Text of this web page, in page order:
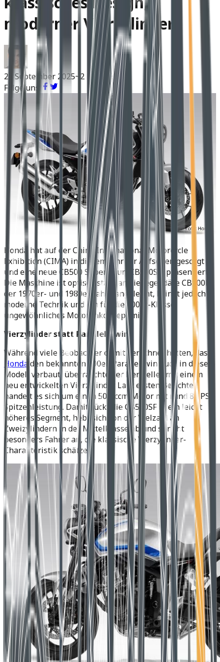
moderner Vierzylinder
23 September 2025~2 Min Lesen
Folge uns:
Honda hat auf der China International Motorcycle
Exhibition (CIMA) in diesem Jahr für Aufsehen gesorgt
und eine neue CB500 Super Four (CB500SF) präsentiert.
Die Maschine ist optisch stark an die legendäre CB900F
der 1970er- und 1980er-Jahre angelehnt, bringt jedoch
moderne Technik und ein für die 500er-Klasse
ungewöhnliches Motorenkonzept mit.
Vierzylinder statt Parallel-Twin
Während viele Beobachter damit gerechnet hatten, dass
Honda den bekannten 500er-Paralleltwin auch in diesem
Modell verbaut, überraschte der Hersteller mit einem
neu entwickelten Vierzylinder. Laut ersten Berichten
handelt es sich um einen 502-ccm-Motor mit rund 80 PS
Spitzenleistung. Damit rückt die CB500SF in ein leicht
höheres Segment, hebt sich von der Vielzahl an
Zweizylindern in der Mittelklasse ab und spricht
besonders Fahrer an, die klassische Vierzylinder-
Charakteristik schätzen.